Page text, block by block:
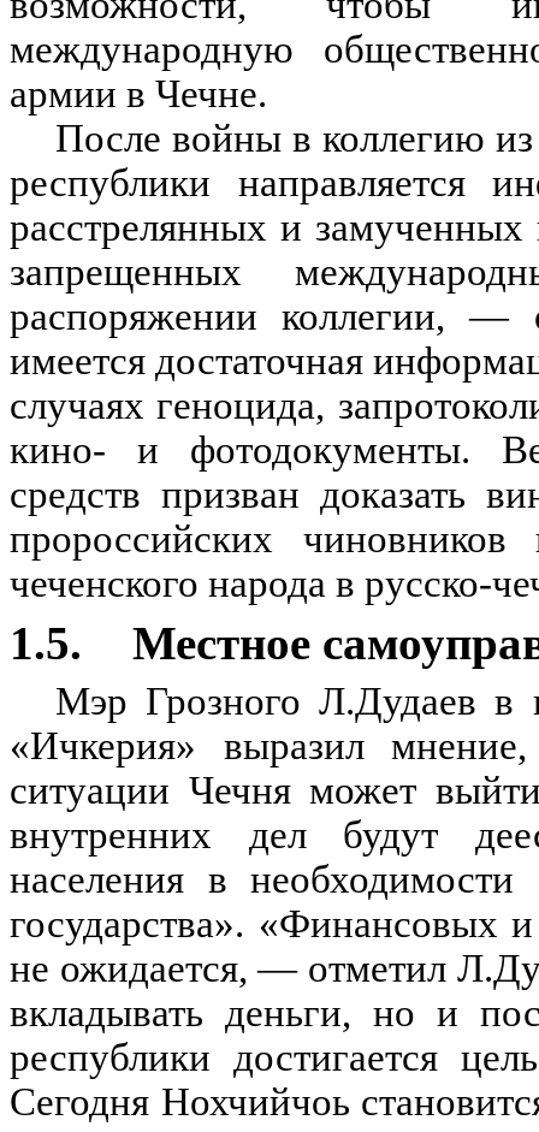
международную
армии в Чечне.
После войны в коллегию
республики направляется
расстрелянных и замученных
запрещенных
распоряжении коллегии,
имеется достаточная
случаях геноцида,
кино- и фотодокументы.
средств призван доказать
пророссийских
чеченского народа в русско-
1.5. Местное
Мэр Грозного Л.Дудаев в
«Ичкерия» выразил
ситуации Чечня может
внутренних дел будут
населения в необходимости
государства». «Финансовых
не ожидается, — отметил
вкладывать деньги, но и
республики достигается
Сегодня Нохчийчоь